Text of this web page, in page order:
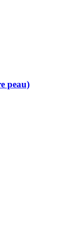
peau)